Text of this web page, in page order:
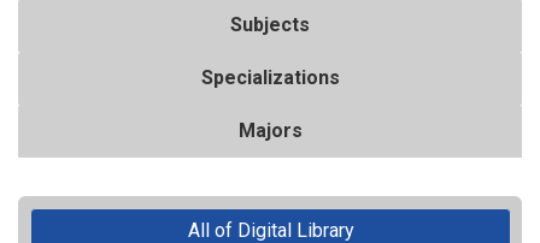
Subjects
Specializations
Majors
All of Digital Library